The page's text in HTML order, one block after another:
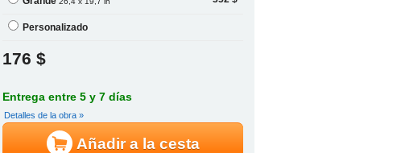
Personalizado
176 $
Entrega entre 5 y 7 días
Detalles de la obra »
Añadir a la cesta